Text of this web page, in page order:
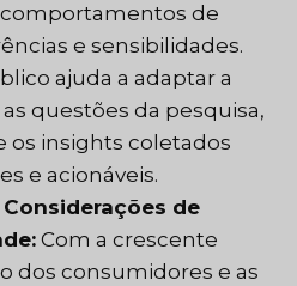
de
e sensibilidades.
ajuda a adaptar a
questões da pesquisa,
os insights coletados
e acionáveis.
de
Com a crescente
dos consumidores e as